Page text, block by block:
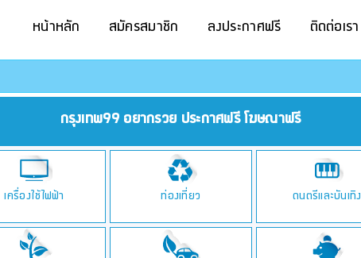
หน้าหลัก สมัครสมาชิก ลงประกาศฟรี ติดต่อเรา
กรุงเทพ99 อยากรวย ประกาศฟรี โฆษณาฟรี
เครื่องใช้ไฟฟ้า ท่องเที่ยว ดนตรีและบันเทิง